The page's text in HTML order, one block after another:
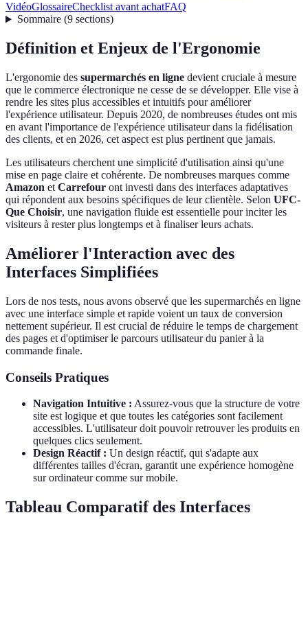
VidéoGlossaireChecklist avant achatFAQ
Sommaire(9 sections)
Définition et Enjeux de l'Ergonomie
L'ergonomie des supermarchés en ligne devient cruciale à mesure
que le commerce électronique ne cesse de se développer. Elle vise à
rendre les sites plus accessibles et intuitifs pour améliorer
l'expérience utilisateur. Depuis 2020, de nombreuses études ont mis
en avant l'importance de l'expérience utilisateur dans la fidélisation
des clients, et en 2026, cet aspect est plus pertinent que jamais.
Les utilisateurs cherchent une simplicité d'utilisation ainsi qu'une
mise en page claire et cohérente. De nombreuses marques comme
Amazon et Carrefour ont investi dans des interfaces adaptatives
qui répondent aux besoins spécifiques de leur clientèle. Selon UFC-
Que Choisir, une navigation fluide est essentielle pour inciter les
visiteurs à rester plus longtemps et à finaliser leurs achats.
Améliorer l'Interaction avec des
Interfaces Simplifiées
Lors de nos tests, nous avons observé que les supermarchés en ligne
avec une interface simple et rapide voient un taux de conversion
nettement supérieur. Il est crucial de réduire le temps de chargement
des pages et d'optimiser le parcours utilisateur du panier à la
commande finale.
Conseils Pratiques
Navigation Intuitive : Assurez-vous que la structure de votre
site est logique et que toutes les catégories sont facilement
accessibles. L'utilisateur doit pouvoir retrouver les produits en
quelques clics seulement.
Design Réactif : Un design réactif, qui s'adapte aux
différentes tailles d'écran, garantit une expérience homogène
sur ordinateur comme sur mobile.
Tableau Comparatif des Interfaces